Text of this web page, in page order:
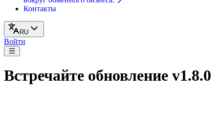
Контакты
RU
Войти
Встречайте обновление v1.8.0